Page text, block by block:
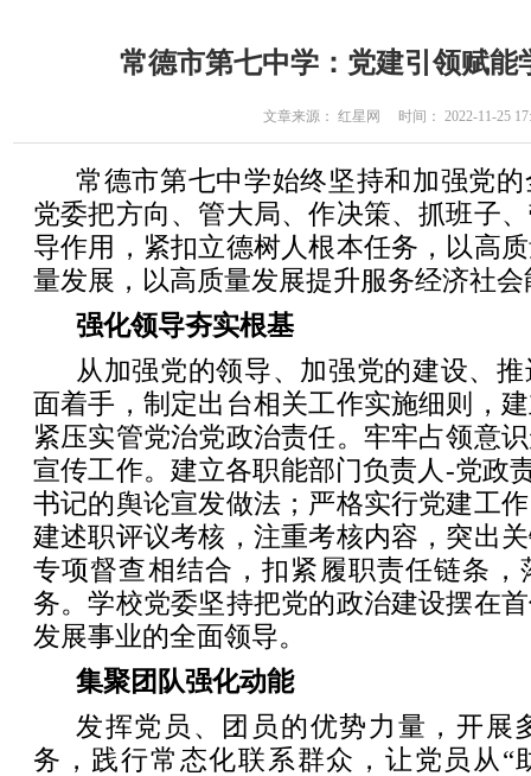
常德市第七中学：党建引领赋能
文章来源： 红星网 时间： 2022-11-25
常德市第七中学始终坚持和加强党
党委把方向、管大局、作决策、抓班子
导作用，紧扣立德树人根本任务，以高
量发展，以高质量发展提升服务经济社会
强化领导夯实根基
从加强党的领导、加强党的建设、
面着手，制定出台相关工作实施细则，
紧压实管党治党政治责任。牢牢占领意
宣传工作。建立各职能部门负责人-党政
书记的舆论宣发做法；严格实行党建工
建述职评议考核，注重考核内容，突出
专项督查相结合，扣紧履职责任链条，
务。学校党委坚持把党的政治建设摆在
发展事业的全面领导。
集聚团队强化动能
发挥党员、团员的优势力量，开展
务，践行常态化联系群众，让党员从“